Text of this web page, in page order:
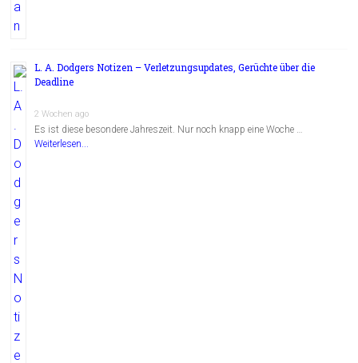
L. A. Dodgers Notizen – Verletzungsupdates, Gerüchte über die
Deadline
2 Wochen ago
Es ist diese besondere Jahreszeit. Nur noch knapp eine Woche …
Weiterlesen...